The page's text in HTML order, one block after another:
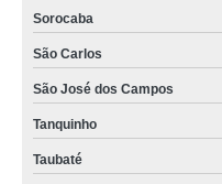
Sorocaba
São Carlos
São José dos Campos
Tanquinho
Taubaté